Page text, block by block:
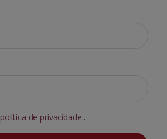
política de privacidade .